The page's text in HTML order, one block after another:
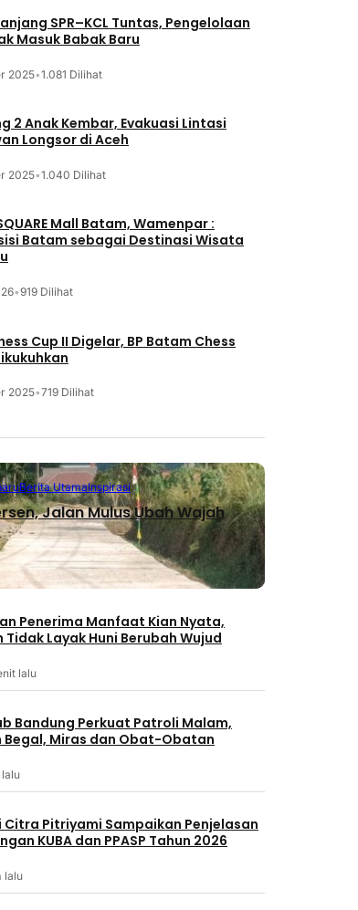
SPR–KCL Tuntas, Pengelolaan
Masuk Babak Baru
2025•1.081 Dilihat
2 Anak Kembar, Evakuasi Lintasi
Longsor di Aceh
2025•1.040 Dilihat
Mall Batam, Wamenpar :
Batam sebagai Destinasi Wisata
•919 Dilihat
Cup II Digelar, BP Batam Chess
2025•719 Dilihat
Berita UtamaInspirasi
Jalan Mulus Ubah Wajah
Penerima Manfaat Kian Nyata,
Tidak Layak Huni Berubah Wujud
lalu
Bandung Perkuat Patroli Malam,
Begal, Miras dan Obat-Obatan
Citra Pitriyami Sampaikan Penjelasan
KUBA dan PPASP Tahun 2026
lalu